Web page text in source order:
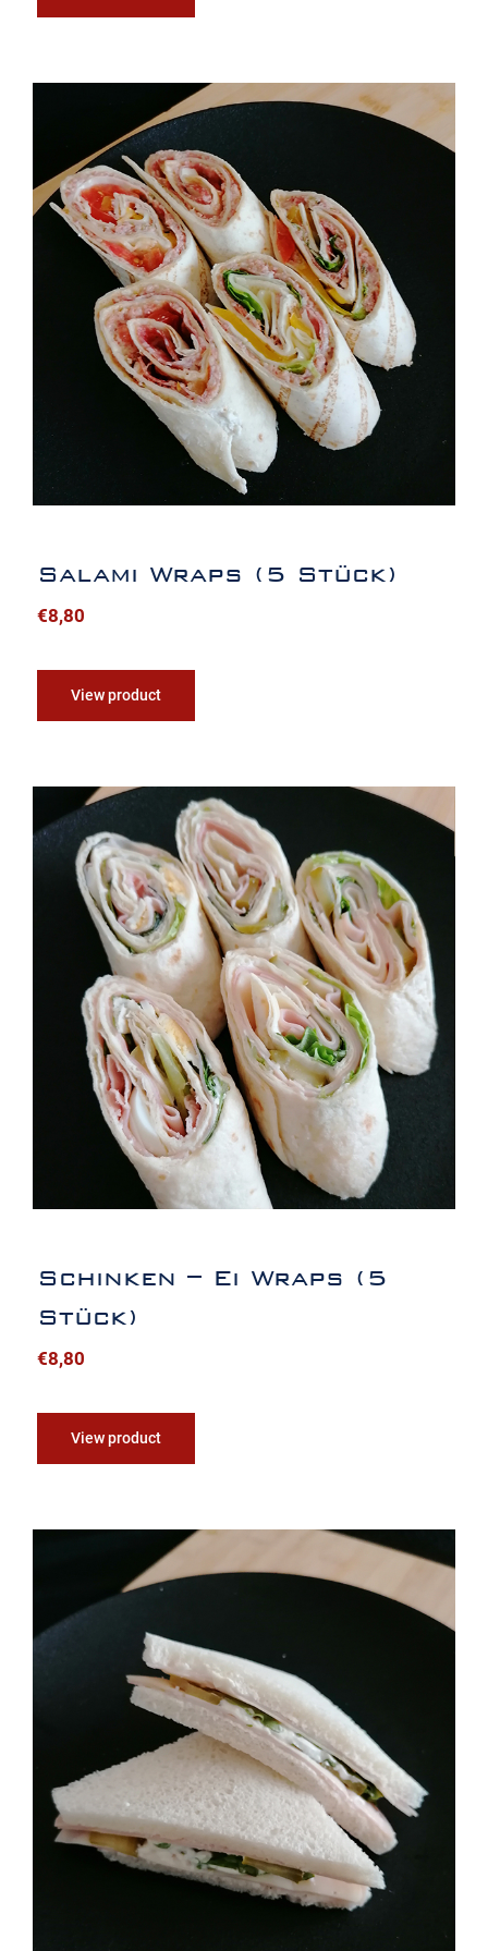
Salami Wraps (5 Stück)
Salami Wraps (5 Stück)
€8,80
View product
Schinken – Ei Wraps (5 Stück)
Schinken – Ei Wraps (5
Stück)
€8,80
View product
Schinken – Käse Tramezzini (2 Stück)